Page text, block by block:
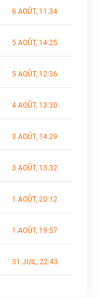
6 AOÛT, 11:34
5 AOÛT, 14:25
5 AOÛT, 12:36
4 AOÛT, 13:30
3 AOÛT, 14:29
3 AOÛT, 13:32
1 AOÛT, 20:12
1 AOÛT, 19:57
31 JUIL, 22:43